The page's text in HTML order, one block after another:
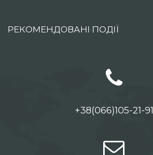
РЕКОМЕНДОВАНІ ПОДІЇ
+38(066)105-21-91